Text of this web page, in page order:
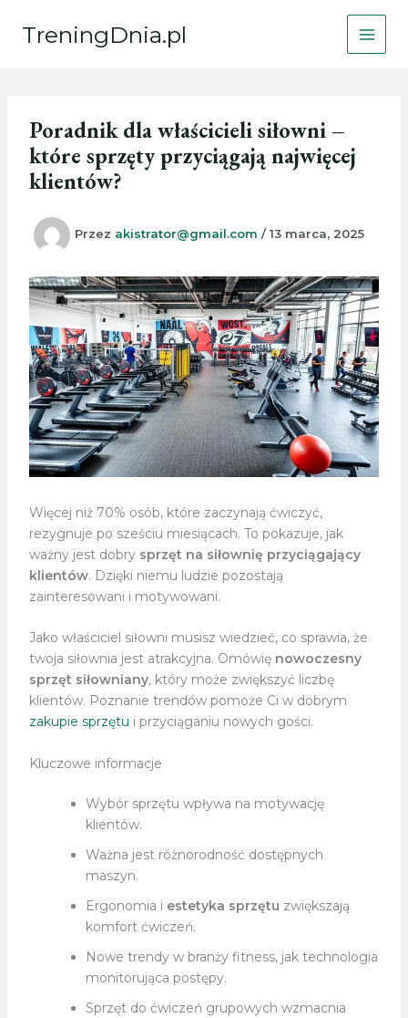
TreningDnia.pl
Poradnik dla właścicieli siłowni –
które sprzęty przyciągają najwięcej
klientów?
Przez akistrator@gmail.com /13 marca, 2025
Więcej niż 70% osób, które zaczynają ćwiczyć,
rezygnuje po sześciu miesiącach. To pokazuje, jak
ważny jest dobry sprzęt na siłownię przyciągający
klientów. Dzięki niemu ludzie pozostają
zainteresowani i motywowani.
Jako właściciel siłowni musisz wiedzieć, co sprawia, że
twoja siłownia jest atrakcyjna. Omówię nowoczesny
sprzęt siłowniany, który może zwiększyć liczbę
klientów. Poznanie trendów pomoże Ci w dobrym
zakupie sprzętu i przyciąganiu nowych gości.
Kluczowe informacje
Wybór sprzętu wpływa na motywację
klientów.
Ważna jest różnorodność dostępnych
maszyn.
Ergonomia i estetyka sprzętu zwiększają
komfort ćwiczeń.
Nowe trendy w branży fitness, jak technologia
monitorująca postępy.
Sprzęt do ćwiczeń grupowych wzmacnia